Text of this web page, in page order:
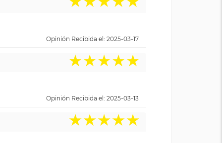
Opinión Recibida el: 2025-03-17
★★★★★
Opinión Recibida el: 2025-03-13
★★★★★